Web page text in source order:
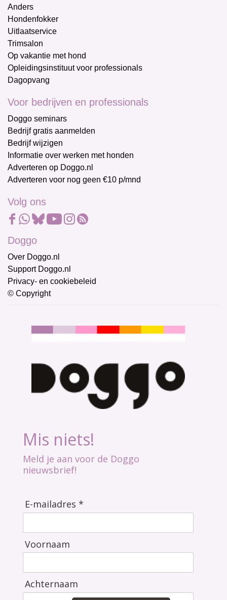
Anders
Hondenfokker
Uitlaatservice
Trimsalon
Op vakantie met hond
Opleidingsinstituut voor professionals
Dagopvang
Voor bedrijven en professionals
Doggo seminars
Bedrijf gratis aanmelden
Bedrijf wijzigen
Informatie over werken met honden
Adverteren op Doggo.nl
Adverteren voor nog geen €10 p/mnd
Volg ons
Doggo
Over Doggo.nl
Support Doggo.nl
Privacy- en cookiebeleid
© Copyright
Mis niets!
Meld je aan voor de Doggo
nieuwsbrief!
E-mailadres *
Voornaam
Achternaam